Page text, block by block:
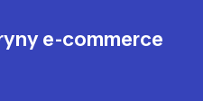
e-commerce